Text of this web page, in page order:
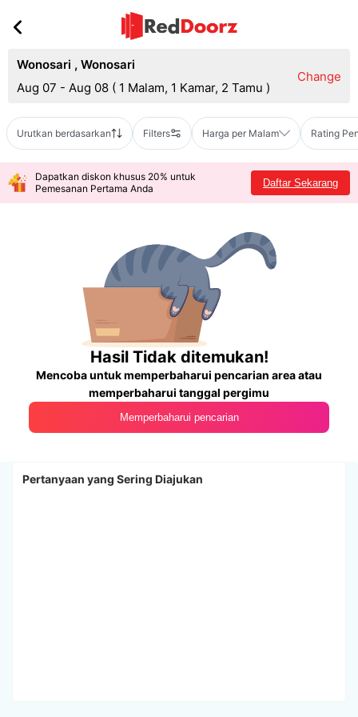
Wonosari , Wonosari
Aug 07 - Aug 08 ( 1 Malam, 1 Kamar, 2 Tamu )
Change
Urutkan berdasarkan Filters Harga per Malam Rating
Dapatkan diskon khusus 20% untuk
Pemesanan Pertama Anda
Daftar Sekarang
Hasil Tidak ditemukan!
Mencoba untuk memperbaharui pencarian area atau
memperbaharui tanggal pergimu
Memperbaharui pencarian
Pertanyaan yang Sering Diajukan